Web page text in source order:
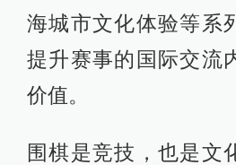
海城市文化体验等系
提升赛事的国际交流
价值。
围棋是竞技，也是文